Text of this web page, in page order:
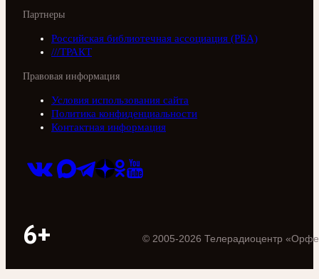
Партнеры
Российская библиотечная ассоциация (РБА)
///ТРАКТ
Правовая информация
Условия использования сайта
Политика конфиденциальности
Контактная информация
6+ © 2005-2026 Телерадиоцентр